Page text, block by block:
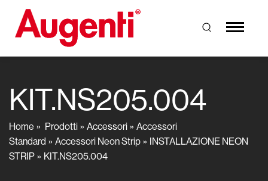
KIT.NS205.004
Home Prodotti Accessori
Accessori
Standard
Accessori Neon Strip
INSTALLAZIONE NEON
STRIP
KIT.NS205.004